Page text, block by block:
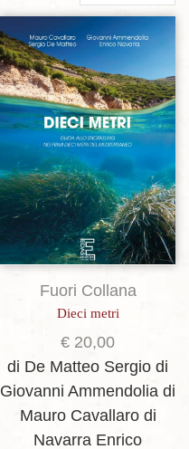
per
page
Aggiungi alla lista dei desideri
Fuori Collana
Dieci metri
€ 20,00
di De Matteo Sergio di
Giovanni Ammendolia di
Mauro Cavallaro di
Navarra Enrico